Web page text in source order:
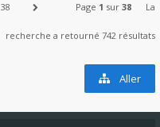
38 Page 1 sur 38 La
recherche a retourné 742 résultats
Aller